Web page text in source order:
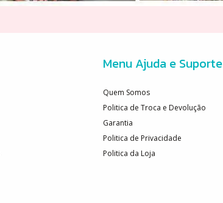
Menu Ajuda e Suporte
Quem Somos
Politica de Troca e Devolução
Garantia
Politica de Privacidade
Politica da Loja